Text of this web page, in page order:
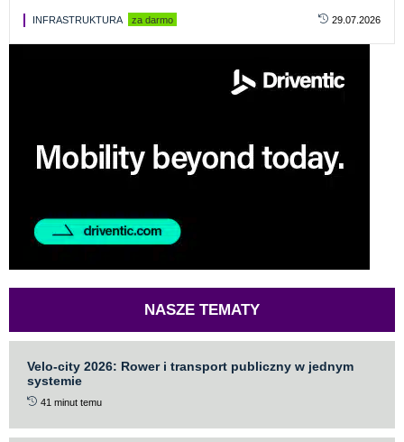
INFRASTRUKTURA za darmo 29.07.2026
NASZE TEMATY
Velo-city 2026: Rower i transport publiczny w jednym
systemie
41 minut temu